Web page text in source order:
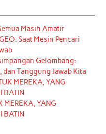
Masih Amatir
Saat Mesin Pencari
Gelombang:
Tanggung Jawab Kita
MEREKA, YANG
BATIN
MEREKA, YANG
BATIN